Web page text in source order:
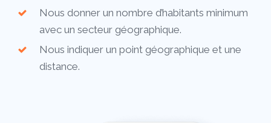
Nous donner un nombre d’habitants minimum
avec un secteur géographique.
Nous indiquer un point géographique et une
distance.